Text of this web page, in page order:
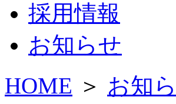
採用情報
お知らせ
HOME ＞ お知